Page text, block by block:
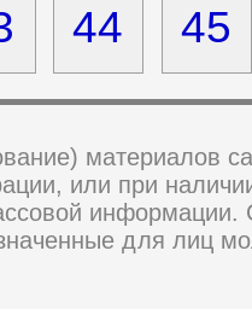
44 45
материалов
или при
информации.
для лиц